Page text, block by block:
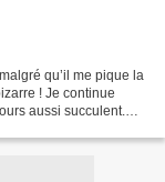
qu’il me pique la
! Je continue
aussi succulent.